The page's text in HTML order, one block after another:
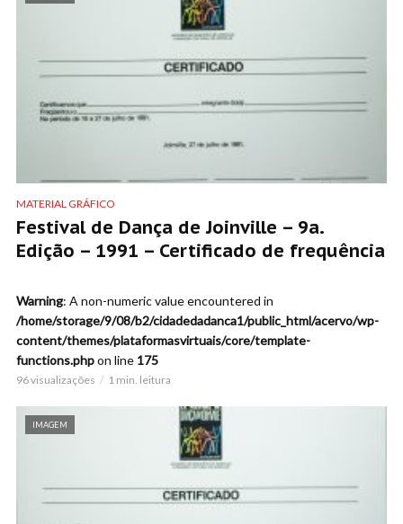
MATERIAL GRÁFICO
Festival de Dança de Joinville – 9a.
Edição – 1991 – Certificado de frequência
Warning: A non-numeric value encountered in
/home/storage/9/08/b2/cidadedadanca1/public_html/acervo/wp-
content/themes/plataformasvirtuais/core/template-
functions.phpon line 175
96 visualizações 1 min. leitura
IMAGEM